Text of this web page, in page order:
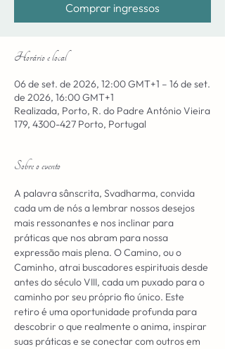
Comprar ingressos
Horário e local
06 de set. de 2026, 12:00 GMT+1 – 16 de set.
de 2026, 16:00 GMT+1
Realizada, Porto, R. do Padre António Vieira
179, 4300-427 Porto, Portugal
Sobre o evento
A palavra sânscrita, Svadharma, convida
cada um de nós a lembrar nossos desejos
mais ressonantes e nos inclinar para
práticas que nos abram para nossa
expressão mais plena. O Camino, ou o
Caminho, atrai buscadores espirituais desde
antes do século VIII, cada um puxado para o
caminho por seu próprio fio único. Este
retiro é uma oportunidade profunda para
descobrir o que realmente o anima, inspirar
suas práticas e se conectar com outros em